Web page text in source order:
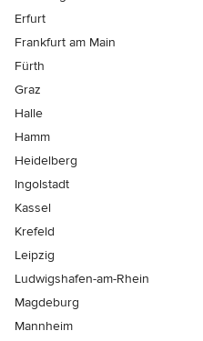
Erfurt
Frankfurt am Main
Fürth
Graz
Halle
Hamm
Heidelberg
Ingolstadt
Kassel
Krefeld
Leipzig
Ludwigshafen-am-Rhein
Magdeburg
Mannheim